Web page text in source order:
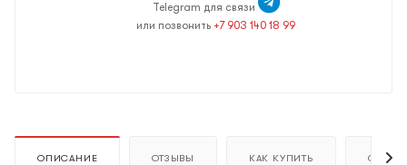
Telegram для связи
или позвонить +7 903 140 18 99
ОПИСАНИЕ ОТЗЫВЫ КАК КУПИТЬ ОПЛАТА